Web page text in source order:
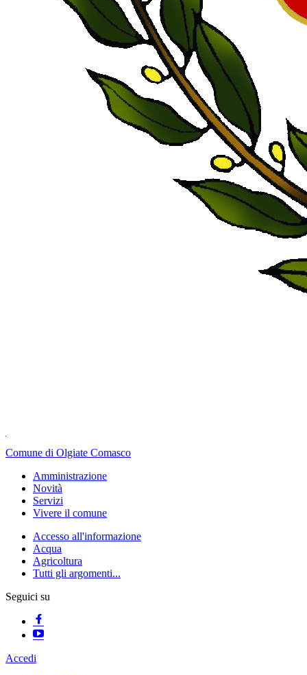
Comune di Olgiate Comasco
Amministrazione
Novità
Servizi
Vivere il comune
Accesso all'informazione
Acqua
Agricoltura
Tutti gli argomenti...
Seguici su
Accedi